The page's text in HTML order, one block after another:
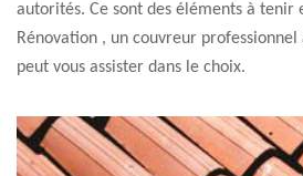
autorités. Ce sont des éléments à tenir
Rénovation , un couvreur professionnel
peut vous assister dans le choix.